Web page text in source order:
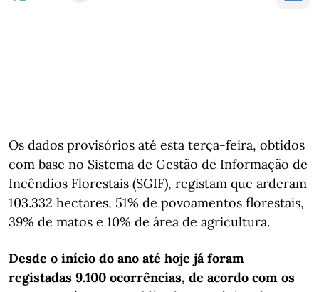
Os dados provisórios até esta terça-feira, obtidos
com base no Sistema de Gestão de Informação de
Incêndios Florestais (SGIF), registam que arderam
103.332 hectares, 51% de povoamentos florestais,
39% de matos e 10% de área de agricultura.
Desde o início do ano até hoje já foram
registadas 9.100 ocorrências, de acordo com os